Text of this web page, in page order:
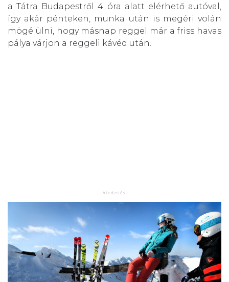
a Tátra Budapestről 4 óra alatt elérhető autóval,
így akár pénteken, munka után is megéri volán
mögé ülni, hogy másnap reggel már a friss havas
pálya várjon a reggeli kávéd után.